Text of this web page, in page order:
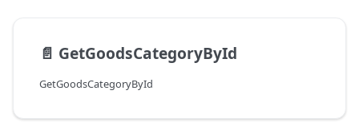
📄️ GetGoodsCategoryById
GetGoodsCategoryById